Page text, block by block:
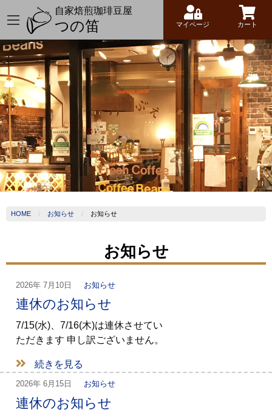
自家焙煎珈琲豆屋
つの笛 マイページ カート
HOME お知らせ お知らせ
お知らせ
2026年 7月10日 お知らせ
連休のお知らせ
7/15(水)、7/16(木)は連休させてい
ただきます 申し訳ございません。
続きを見る
2026年 6月15日 お知らせ
連休のお知らせ